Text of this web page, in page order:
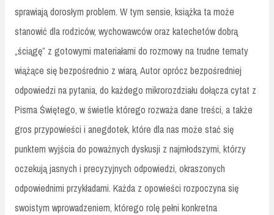
sprawiają dorosłym problem. W tym sensie, książka ta może
stanowić dla rodziców, wychowawców oraz katechetów dobrą
„ściągę” z gotowymi materiałami do rozmowy na trudne tematy
wiążące się bezpośrednio z wiarą. Autor oprócz bezpośredniej
odpowiedzi na pytania, do każdego mikrorozdziału dołącza cytat z
Pisma Świętego, w świetle którego rozważa dane treści, a także
gros przypowieści i anegdotek, które dla nas może stać się
punktem wyjścia do poważnych dyskusji z najmłodszymi, którzy
oczekują jasnych i precyzyjnych odpowiedzi, okraszonych
odpowiednimi przykładami. Każda z opowieści rozpoczyna się
swoistym wprowadzeniem, którego rolę pełni konkretna